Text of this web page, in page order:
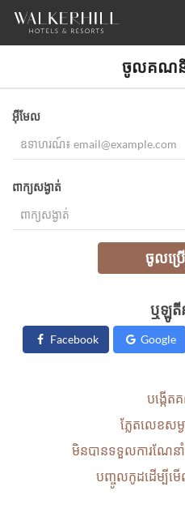
ចូល​គណនី
អ៊ីមែល
ពាក្យសង្ងាត់
ចូលប្រ
ឬឡូតី
Facebook Google
បង្កើត
ភ្លែតលេខសម្
មិនបានទទួលការណែនាំ
បញ្ចូលកូដដើម្បីមើ